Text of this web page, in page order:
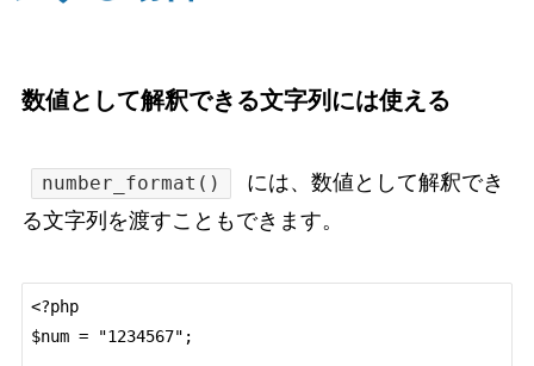
数値として解釈できる文字列には使える
number_format()
には、数値として解釈でき
る文字列を渡すこともできます。
<?php
$num = "1234567";